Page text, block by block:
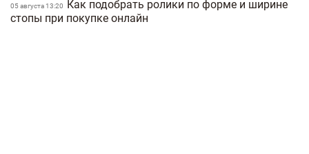
21 апреля 16:19
"Не спасайте меня, помогите папе" —
прокуратура показала видео с полицейских
05 августа 13:20
Как подобрать ролики по форме и ширине
стопы при покупке онлайн